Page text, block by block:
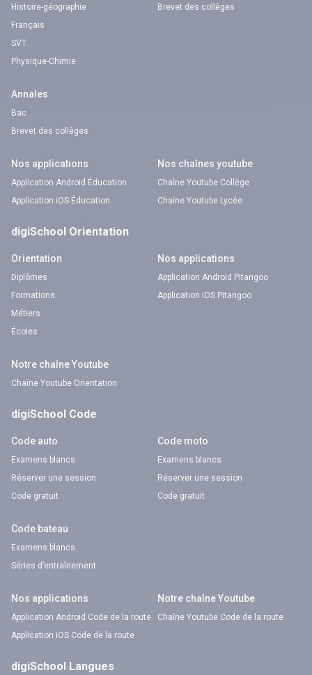
Histoire-géographie
Français
SVT
Physique-Chimie
Brevet des collèges
Annales
Bac
Brevet des collèges
Nos applications
Application Android Éducation
Application iOS Éducation
Nos chaînes youtube
Chaîne Youtube Collège
Chaîne Youtube Lycée
digiSchool Orientation
Orientation
Diplômes
Formations
Métiers
Écoles
Nos applications
Application Android Pitangoo
Application iOS Pitangoo
Notre chaîne Youtube
Chaîne Youtube Orientation
digiSchool Code
Code auto
Examens blancs
Réserver une session
Code gratuit
Code moto
Examens blancs
Réserver une session
Code gratuit
Code bateau
Examens blancs
Séries d’entraînement
Nos applications
Application Android Code de la route
Application iOS Code de la route
Notre chaîne Youtube
Chaîne Youtube Code de la route
digiSchool Langues